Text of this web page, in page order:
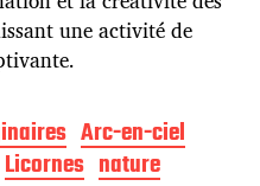
une activité de
Arc-en-ciel
Licornes nature